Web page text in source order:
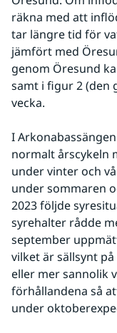
räkna med att
tar längre tid för
jämfört med
genom Öresund
samt i figur 2 (den
vecka.
I
normalt årscykeln
under vinter och
under sommaren
2023 följde
syrehalter rådde
september
vilket är sällsynt
eller mer sannolik
förhållandena så
under